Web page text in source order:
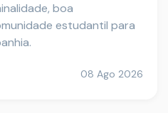
boa
estudantil para
08 Ago 2026